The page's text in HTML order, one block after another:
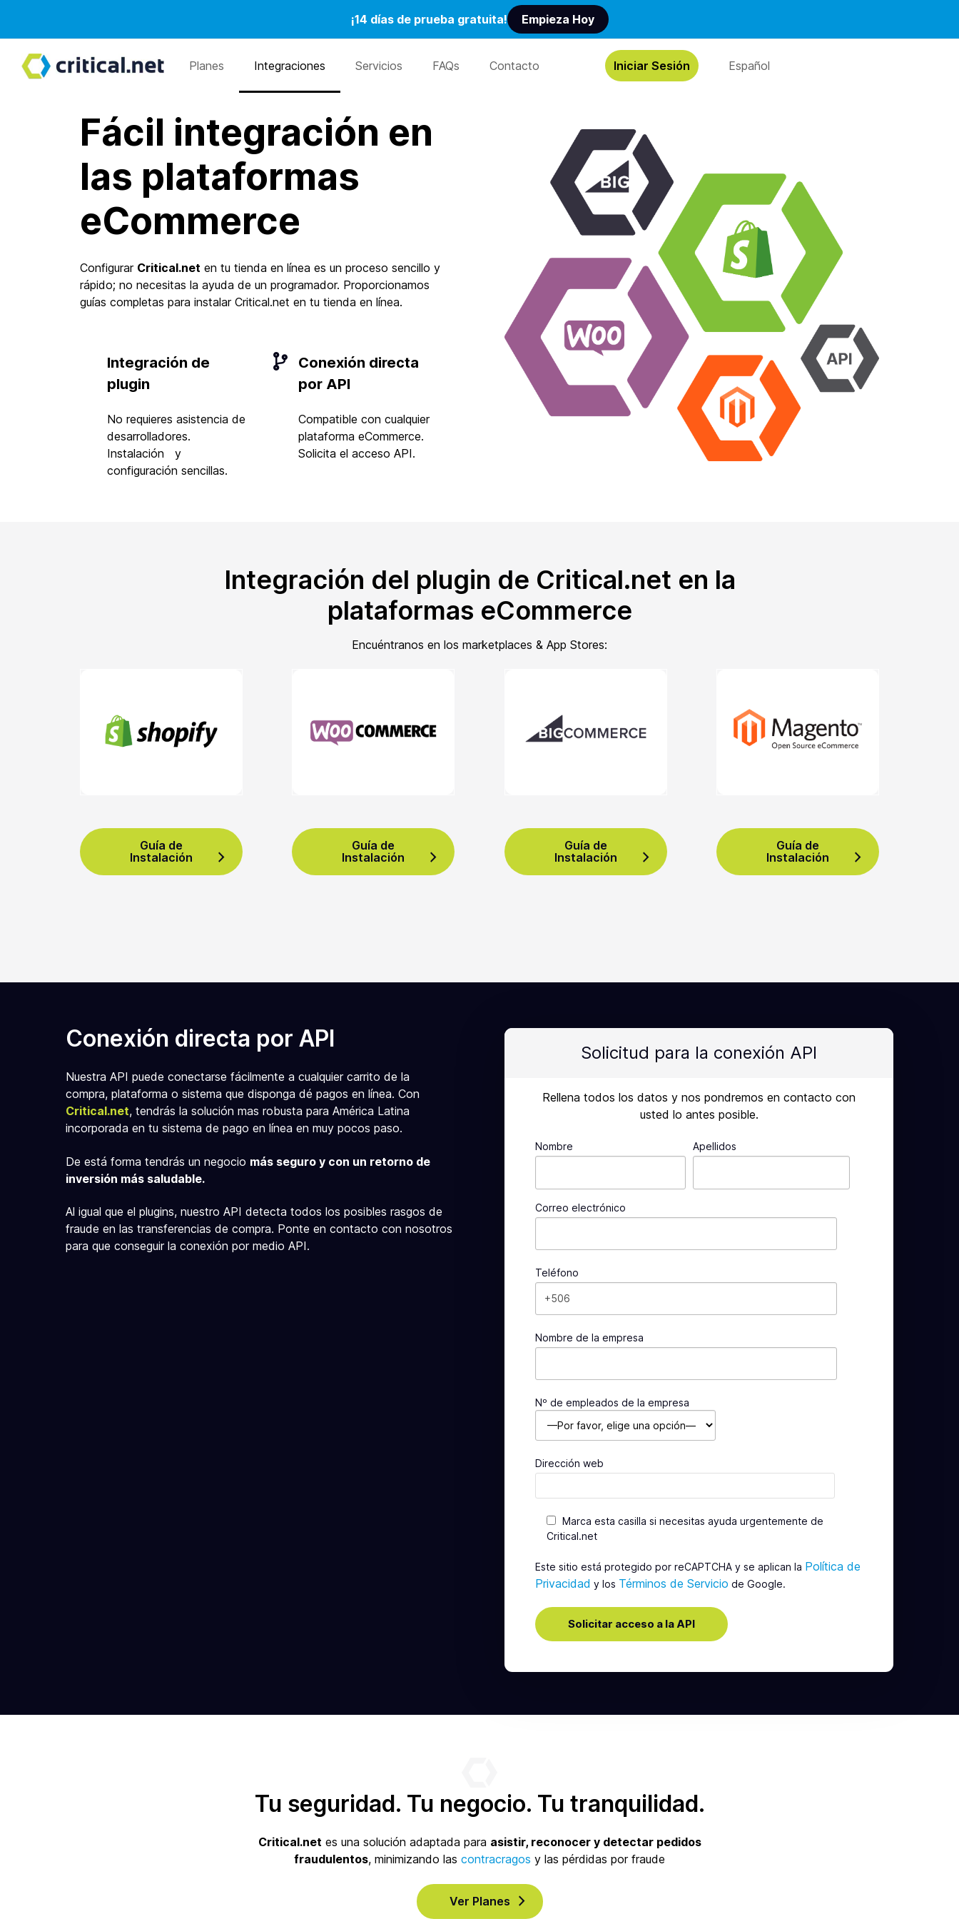
¡14 días de prueba gratuita! Empieza Hoy
Planes Integraciones Servicios FAQs Contacto Iniciar Sesión Español
Fácil integración en
las plataformas
eCommerce
Configurar Critical.net en tu tienda en línea es un proceso sencillo y
rápido; no necesitas la ayuda de un programador. Proporcionamos
guías completas para instalar Critical.net en tu tienda en línea.
Integración de
plugin
No requieres asistencia de
desarrolladores.
Instalación y
configuración sencillas.
Conexión directa
por API
Compatible con cualquier
plataforma eCommerce.
Solicita el acceso API.
Integración del plugin de Critical.net en la
plataformas eCommerce
Encuéntranos en los marketplaces & App Stores:
Guía de
Instalación
Guía de
Instalación
Guía de
Instalación
Guía de
Instalación
Conexión directa por API
Nuestra API puede conectarse fácilmente a cualquier carrito de la
compra, plataforma o sistema que disponga dé pagos en línea. Con
Critical.net, tendrás la solución mas robusta para América Latina
incorporada en tu sistema de pago en línea en muy pocos paso.
De está forma tendrás un negocio más seguro y con un retorno de
inversión más saludable.
Al igual que el plugins, nuestro API detecta todos los posibles rasgos de
fraude en las transferencias de compra. Ponte en contacto con nosotros
para que conseguir la conexión por medio API.
Solicitud para la conexión API
Rellena todos los datos y nos pondremos en contacto con
usted lo antes posible.
Nombre Apellidos
Correo electrónico
Teléfono
Nombre de la empresa
Nº de empleados de la empresa
Dirección web
Marca esta casilla si necesitas ayuda urgentemente de
Critical.net
Este sitio está protegido por reCAPTCHA y se aplican la Política de
Privacidad y los Términos de Servicio de Google.
Tu seguridad. Tu negocio. Tu tranquilidad.
Critical.net es una solución adaptada para asistir, reconocer y detectar pedidos
fraudulentos, minimizando las contracragos y las pérdidas por fraude
Ver Planes